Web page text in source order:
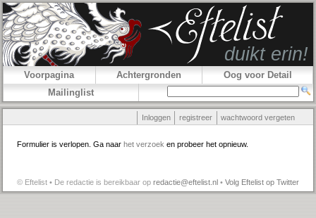
Voorpagina Achtergronden
Oog voor Detail
Mailinglist
Inloggen registreer wachtwoord vergeten
Formulier is verlopen. Ga naar het verzoek en probeer het opnieuw.
© Eftelist • De redactie is bereikbaar op redactie@eftelist.nl • Volg Eftelist op Twitter